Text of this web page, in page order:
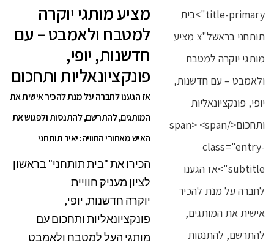
מציע מותגי יוקרה
למטבח ולאמבט – עם
חדשנות, יופי,
פונקציונאליות ותחכום
אז הגענו לחברה על מנת להכיר אישית את
המותגים, להתרשם, להתנסות ולפגוש את
האיש מאחורי החוויה: יאיר תותחני
הכירו את "בית תותחני" בראשון
לציון מעניק חוויית
יוקרה חדשנות, יופי,
פונקציונאליות ותחכום עם
מותגי העל למטבח ולאמבט